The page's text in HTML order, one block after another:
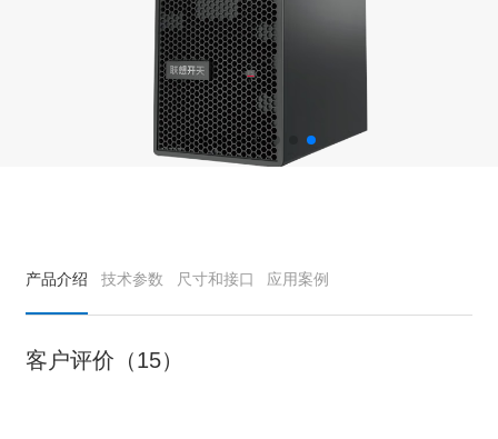
产品介绍 技术参数 尺寸和接口 应用案例
客户评价（15）